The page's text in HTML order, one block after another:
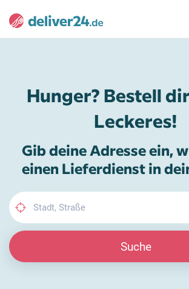
Hunger? Bestell
Leckeres!
Gib deine Adresse ein,
einen Lieferdienst in
Suche